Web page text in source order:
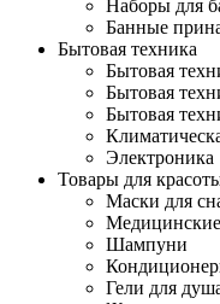
Наборы для
Банные
Бытовая техника
Бытовая
Бытовая
Бытовая
Электроника
Товары для
Маски для
Шампуни
Гели для